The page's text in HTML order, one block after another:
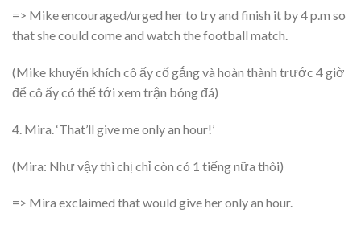
=> Mike encouraged/urged her to try and finish it by 4 p.m so
that she could come and watch the football match.
(Mike khuyến khích cô ấy cố gắng và hoàn thành trước 4 giờ
để cô ấy có thể tới xem trận bóng đá)
4. Mira. ‘That’ll give me only an hour!’
(Mira: Như vậy thì chị chỉ còn có 1 tiếng nữa thôi)
=> Mira exclaimed that would give her only an hour.